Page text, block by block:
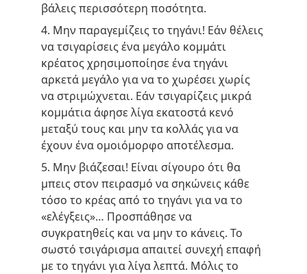
βάλεις περισσότερη ποσότητα.
4. Μην παραγεμίζεις το τηγάνι! Εάν θέλεις
να τσιγαρίσεις ένα μεγάλο κομμάτι
κρέατος χρησιμοποίησε ένα τηγάνι
αρκετά μεγάλο για να το χωρέσει χωρίς
να στριμώχνεται. Εάν τσιγαρίζεις μικρά
κομμάτια άφησε λίγα εκατοστά κενό
μεταξύ τους και μην τα κολλάς για να
έχουν ένα ομοιόμορφο αποτέλεσμα.
5. Μην βιάζεσαι! Είναι σίγουρο ότι θα
μπεις στον πειρασμό να σηκώνεις κάθε
τόσο το κρέας από το τηγάνι για να το
«ελέγξεις»… Προσπάθησε να
συγκρατηθείς και να μην το κάνεις. Το
σωστό τσιγάρισμα απαιτεί συνεχή επαφή
με το τηγάνι για λίγα λεπτά. Μόλις το